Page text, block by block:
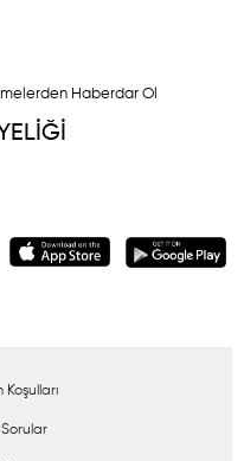
Haberdar Ol
Sorular